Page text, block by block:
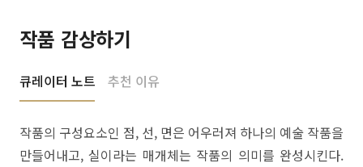
작품 감상하기
큐레이터 노트 추천 이유
작품의 구성요소인 점, 선, 면은 어우러져 하나의 예술 작품을
만들어내고, 실이라는 매개체는 작품의 의미를 완성시킨다.